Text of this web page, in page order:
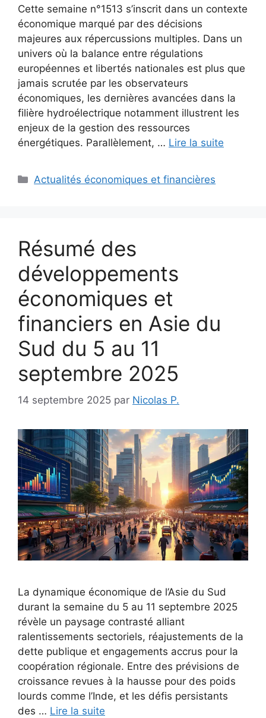
Cette semaine n°1513 s’inscrit dans un contexte
économique marqué par des décisions
majeures aux répercussions multiples. Dans un
univers où la balance entre régulations
européennes et libertés nationales est plus que
jamais scrutée par les observateurs
économiques, les dernières avancées dans la
filière hydroélectrique notamment illustrent les
enjeux de la gestion des ressources
énergétiques. Parallèlement, … Lire la suite
Catégories
Actualités économiques et financières
Résumé des
développements
économiques et
financiers en Asie du
Sud du 5 au 11
septembre 2025
14 septembre 2025 par Nicolas P.
La dynamique économique de l’Asie du Sud
durant la semaine du 5 au 11 septembre 2025
révèle un paysage contrasté alliant
ralentissements sectoriels, réajustements de la
dette publique et engagements accrus pour la
coopération régionale. Entre des prévisions de
croissance revues à la hausse pour des poids
lourds comme l’Inde, et les défis persistants
des … Lire la suite